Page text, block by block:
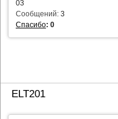
03
Сообщений: 3
Спасибо: 0
ELT201